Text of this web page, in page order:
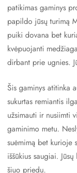
patikimas gaminys
papildo jūsų turimą
puiki dovana bet
kvėpuojanti
dirbant prie ugnies.
Šis gaminys atitinka
sukurtas remiantis
užsimauti ir nusiimti
gaminimo metu.
suėmimą bet kurioje
iššūkius saugiai.
šiuo priedu.